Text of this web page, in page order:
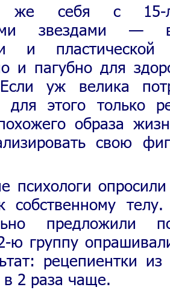
же себя с 15-
звездами —
и
и пагубно для
уж велика
для этого только
образа
свою
психологи
собственному
предложили
ю группу
рецепиентки
2 раза чаще.